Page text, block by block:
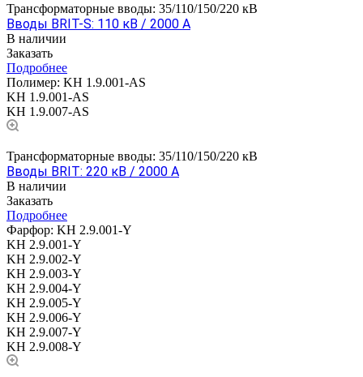
Трансформаторные вводы: 35/110/150/220 кВ
Вводы BRIT-S: 110 кВ / 2000 А
В наличии
Заказать
Подробнее
Полимер: KH 1.9.001-AS
KH 1.9.001-AS
KH 1.9.007-AS
Трансформаторные вводы: 35/110/150/220 кВ
Вводы BRIT: 220 кВ / 2000 А
В наличии
Заказать
Подробнее
Фарфор: KH 2.9.001-Y
KH 2.9.001-Y
KH 2.9.002-Y
KH 2.9.003-Y
KH 2.9.004-Y
KH 2.9.005-Y
KH 2.9.006-Y
KH 2.9.007-Y
KH 2.9.008-Y